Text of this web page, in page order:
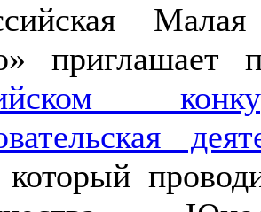
приглашает